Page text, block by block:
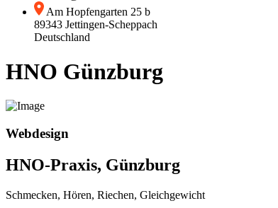
Am Hopfengarten 25 b
89343 Jettingen-Scheppach
Deutschland
HNO Günzburg
Webdesign
HNO-Praxis, Günzburg
Schmecken, Hören, Riechen, Gleichgewicht